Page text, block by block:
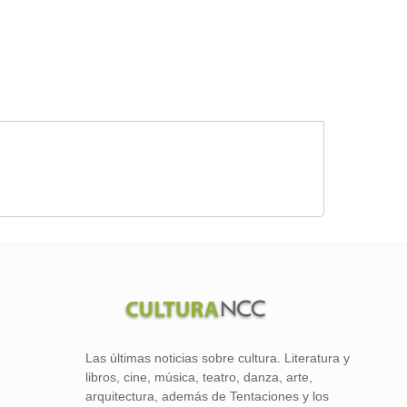
Las últimas noticias sobre cultura. Literatura y
libros, cine, música, teatro, danza, arte,
arquitectura, además de Tentaciones y los